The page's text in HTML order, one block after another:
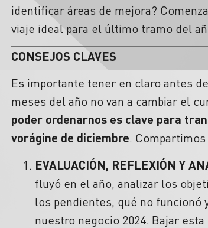
identificar áreas de mejora?
viaje ideal para el último tramo del
CONSEJOS CLAVES
Es importante tener en claro antes
meses del año no van a cambiar el
poder ordenarnos es clave para
vorágine de diciembre.
EVALUACIÓN, REFLEXIÓN Y
fluyó en el año, analizar los
los pendientes, qué no funcionó
nuestro negocio 2024. Bajar